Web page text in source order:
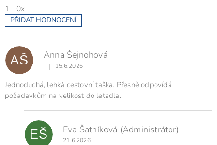
1
0x
PŘIDAT HODNOCENÍ
V
ý
p
i
s
o
d
AŠ Anna Šejnohová
Hodnocení produktu je 5 z 5 hvězdiček.
| 15.6.2026
Jednoduchá, lehká cestovní taška. Přesně odpovídá
požadavkům na velikost do letadla.
EŠ Eva Šatníková (Administrátor)
21.6.2026